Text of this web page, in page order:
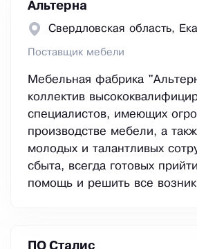
Альтерна
Свердловская область,
Поставщик мебели
Мебельная фабрика
коллектив
специалистов, имеющих
производстве мебели, а
молодых и талантливых
сбыта, всегда готовых
помощь и решить все
ПО Сталис